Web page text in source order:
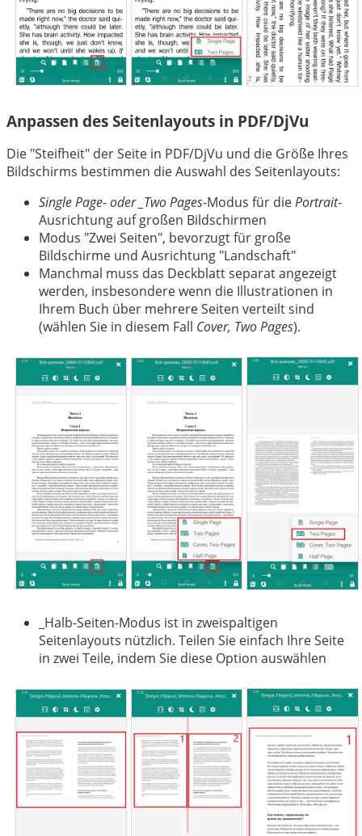
Anpassen des Seitenlayouts in PDF/DjVu
Die "Steifheit" der Seite in PDF/DjVu und die Größe Ihres
Bildschirms bestimmen die Auswahl des Seitenlayouts:
Single Page- oder _Two Pages-Modus für diePortrait-
Ausrichtung auf großen Bildschirmen
Modus "Zwei Seiten", bevorzugt für große
Bildschirme und Ausrichtung "Landschaft"
Manchmal muss das Deckblatt separat angezeigt
werden, insbesondere wenn die Illustrationen in
Ihrem Buch über mehrere Seiten verteilt sind
(wählen Sie in diesem Fall Cover, Two Pages).
_Halb-Seiten-Modus ist in zweispaltigen
Seitenlayouts nützlich. Teilen Sie einfach Ihre Seite
in zwei Teile, indem Sie diese Option auswählen